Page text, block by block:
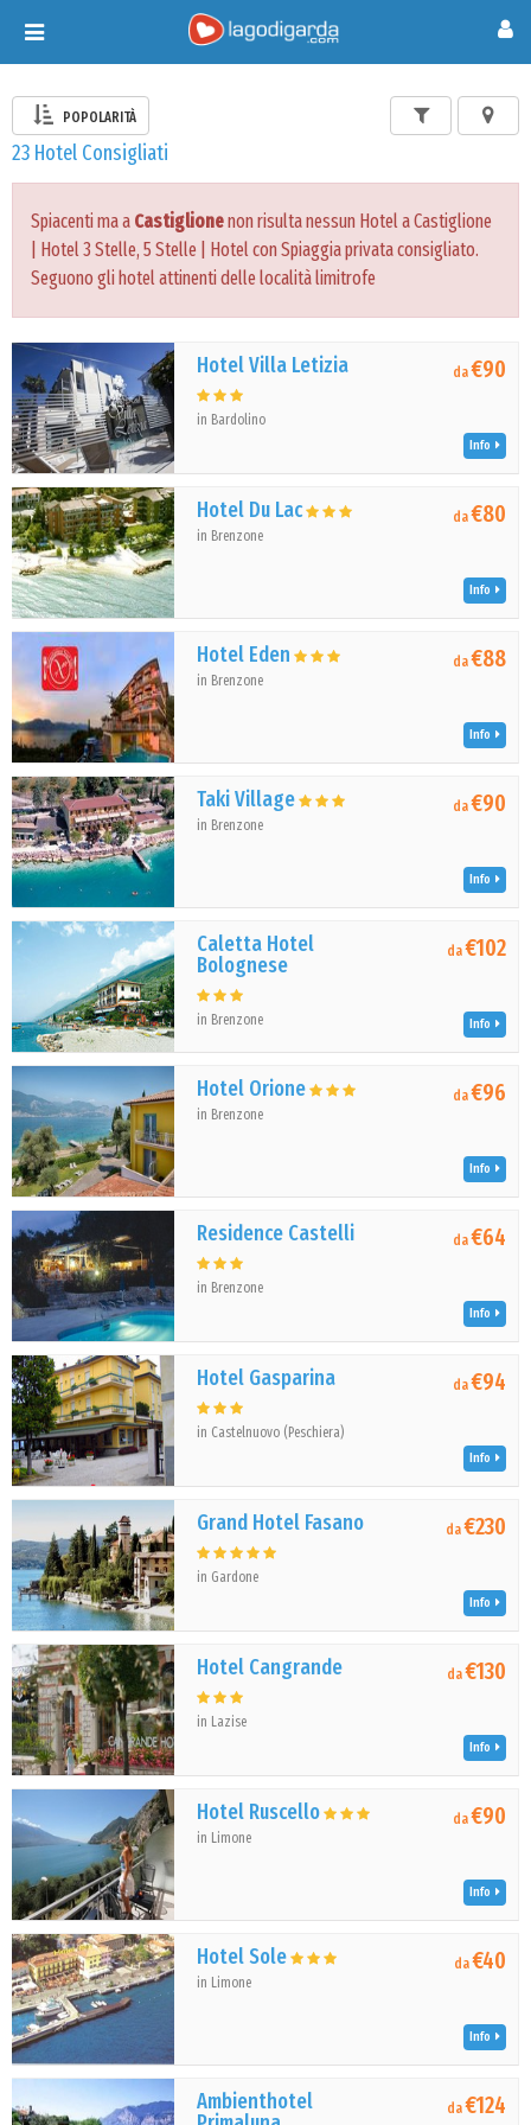
Toggle
navigation
POPOLARITÀ
23 Hotel Consigliati
Spiacenti ma a Castiglionenon risulta nessun Hotel a Castiglione
| Hotel 3 Stelle, 5 Stelle | Hotel con Spiaggia privata consigliato.
Seguono gli hotel attinenti delle località limitrofe
Hotel Villa Letizia
in Bardolino
da€90
Info
Hotel Du Lac
in Brenzone
da€80
Info
Hotel Eden
in Brenzone
da€88
Info
Taki Village
in Brenzone
da€90
Info
Caletta Hotel
Bolognese
in Brenzone
da€102
Info
Hotel Orione
in Brenzone
da€96
Info
Residence Castelli
in Brenzone
da€64
Info
Hotel Gasparina
in Castelnuovo (Peschiera)
da€94
Info
Grand Hotel Fasano
in Gardone
da€230
Info
Hotel Cangrande
in Lazise
da€130
Info
Hotel Ruscello
in Limone
da€90
Info
Hotel Sole
in Limone
da€40
Info
Ambienthotel
da€124